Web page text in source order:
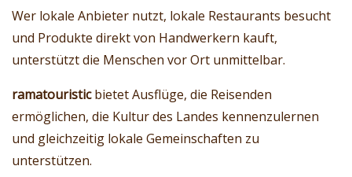
Wer lokale Anbieter nutzt, lokale Restaurants besucht
und Produkte direkt von Handwerkern kauft,
unterstützt die Menschen vor Ort unmittelbar.
ramatouristicbietet Ausflüge, die Reisenden
ermöglichen, die Kultur des Landes kennenzulernen
und gleichzeitig lokale Gemeinschaften zu
unterstützen.